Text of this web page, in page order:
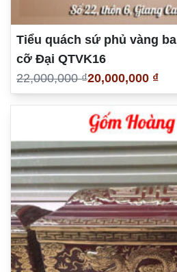
Tiểu quách sứ phủ vàng
cỡ Đại QTVK16
22,000,000 ₫20,000,000 ₫